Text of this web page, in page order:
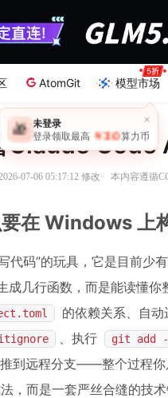
AtomGit 模型市场
×
🎁 未登录
登录领取最高 ￥30 算力币
Code
07-06 05:17:12 修改· 本内容遵循
在 Windows 上
代码”的玩具，它是目前少
成几行函数，而是能读懂
的依赖关系、自
、执行
git add
推到远程分支——整个过程
，而是一套严丝合缝的技